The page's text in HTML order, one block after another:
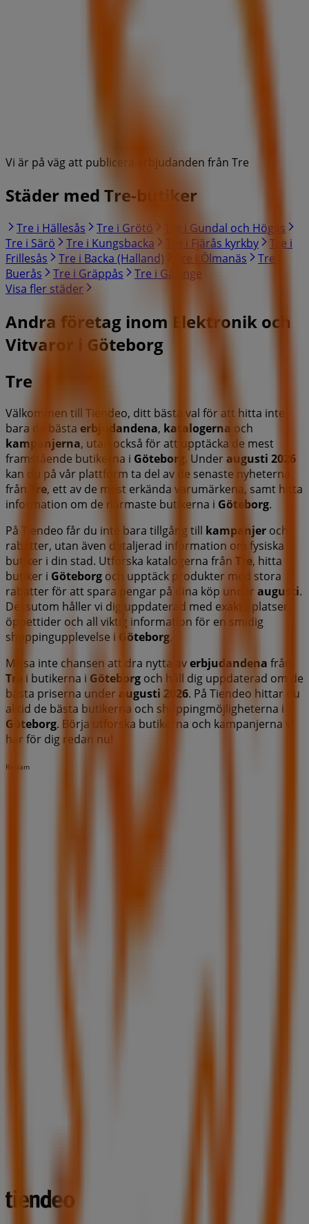
Vi är på väg att publicera erbjudanden från Tre
Städer med Tre-butiker
Tre i Hällesås Tre i Grötö
Tre i Gundal och Högås
Tre i Särö
Tre i Kungsbacka Tre i Fjärås kyrkby
Tre i
Frillesås
Tre i Backa (Halland) Tre i Ölmanäs
Tre i
Buerås
Tre i Gräppås
Tre i Gällinge
Visa fler städer
Andra företag inom Elektronik och
Vitvaror i Göteborg
Tre
Välkommen till Tiendeo, ditt bästa val för att hitta inte
bara de bästa erbjudandena, katalogerna och
kampanjerna, utan också för att upptäcka de mest
framstående butikerna i Göteborg . Underaugusti 2026
kan du på vår plattform ta del av de senaste nyheterna
från
Tre, ett av de mest erkända varumärkena, samt hitta
information om de närmaste butikerna i Göteborg.
På Tiendeo får du inte bara tillgång till kampanjer och
rabatter, utan även detaljerad information om fysiska
butiker i din stad. Utforska katalogerna från Tre, hitta
butiker i Göteborg och upptäck produkter med stora
rabatter för att spara pengar på dina köp under augusti.
Dessutom håller vi dig uppdaterad med exakta platser,
öppettider och all viktig information för en smidig
shoppingupplevelse i Göteborg.
Missa inte chansen att dra nytta averbjudandena från
Tre
i butikerna i Göteborg och håll dig uppdaterad om de
bästa priserna under augusti 2026. På Tiendeo hittar du
alltid de bästa butikerna och shoppingmöjligheterna i
Göteborg. Börja utforska butikerna och kampanjerna vi
har för dig redan nu!
Reklam